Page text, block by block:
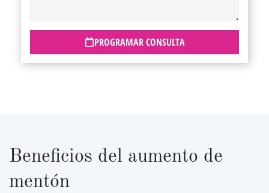
PROGRAMAR CONSULTA
Beneficios del aumento de
mentón